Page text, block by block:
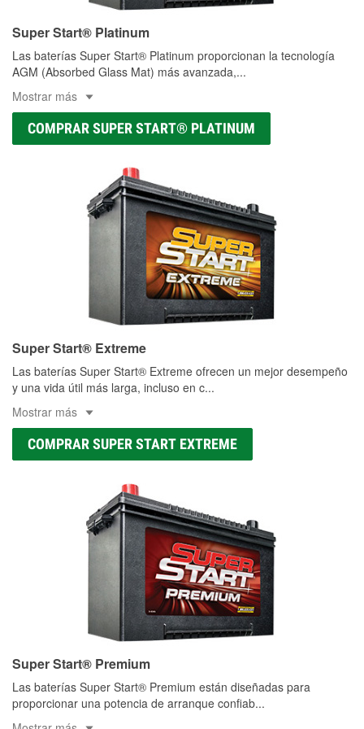
Super Start® Platinum
Las baterías Super Start® Platinum proporcionan la tecnología
AGM (Absorbed Glass Mat) más avanzada,...
Mostrar más
COMPRAR SUPER START® PLATINUM
Super Start® Extreme
Las baterías Super Start® Extreme ofrecen un mejor desempeño
y una vida útil más larga, incluso en c...
Mostrar más
COMPRAR SUPER START EXTREME
Super Start® Premium
Las baterías Super Start® Premium están diseñadas para
proporcionar una potencia de arranque confiab...